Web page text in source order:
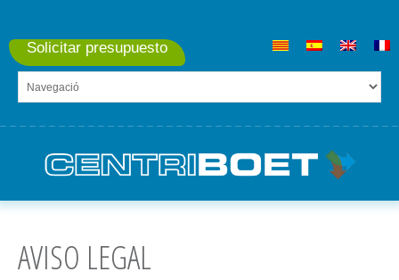
Solicitar presupuesto
AVISO LEGAL